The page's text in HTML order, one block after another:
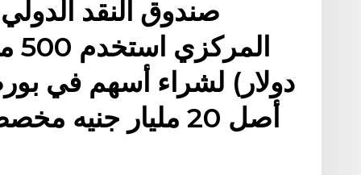
صندوق النقد الدولي
دولار) لشراء أسهم في
أصل 20 مليار